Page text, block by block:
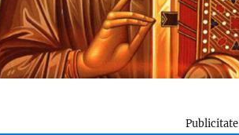
Publicitate